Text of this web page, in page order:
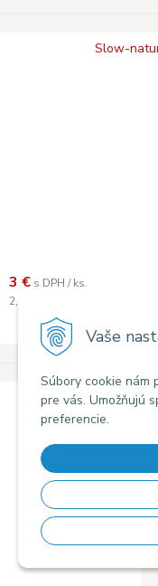
Vaše
Súbory cookie nám
pre vás. Umožňujú
preferencie.
Slow-
3 € s DPH / ks.
2,44 €
Slow-natur